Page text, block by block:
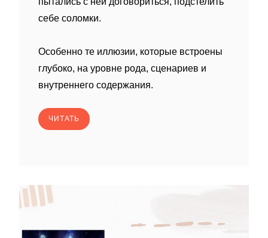
себе соломки.
Особенно те иллюзии, которые встроены
глубоко, на уровне рода, сценариев и
внутреннего содержания.
ЧИТАТЬ